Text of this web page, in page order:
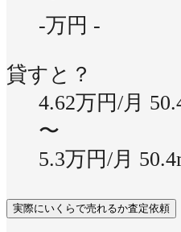
-万円 -
貸すと？
4.62万円/月
〜
5.3万円/月
実際にいくらで売れるか査定依頼